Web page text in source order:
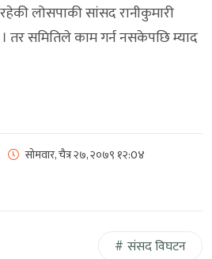
लोसपाकी सांसद रानीकुमारी
तर समितिले काम गर्न नसकेपछि म्याद
सोमवार, चैत्र २७, २०७९ १२:0४
संसद विघटन